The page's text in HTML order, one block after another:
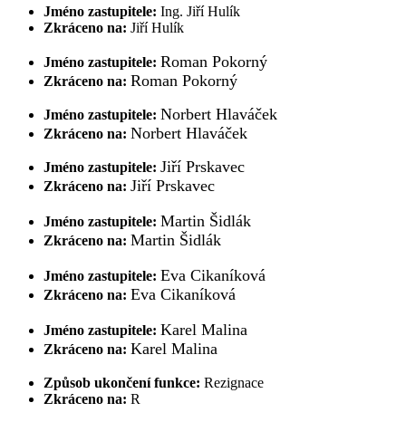
Jméno zastupitele: Ing. Jiří Hulík
Zkráceno na: Jiří Hulík
Jméno zastupitele: Roman Pokorný
Zkráceno na: Roman Pokorný
Jméno zastupitele: Norbert Hlaváček
Zkráceno na: Norbert Hlaváček
Jméno zastupitele: Jiří Prskavec
Zkráceno na: Jiří Prskavec
Jméno zastupitele: Martin Šidlák
Zkráceno na: Martin Šidlák
Jméno zastupitele: Eva Cikaníková
Zkráceno na: Eva Cikaníková
Jméno zastupitele: Karel Malina
Zkráceno na: Karel Malina
Způsob ukončení funkce: Rezignace
Zkráceno na: R